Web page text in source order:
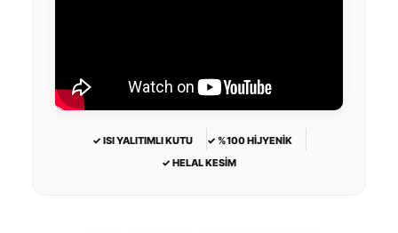
✓ ISI YALITIMLI KUTU
✓ %100 HİJYENİK
✓ HELAL KESİM